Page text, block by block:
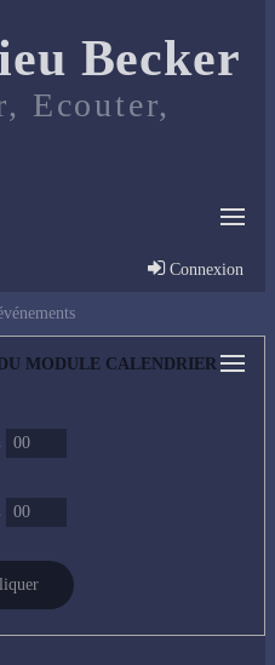
Becker
Ecouter,
Connexion
MODULE CALENDRIER